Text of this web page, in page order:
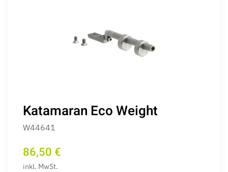
Katamaran Eco Weight
W44641
86,50 €
inkl. MwSt.